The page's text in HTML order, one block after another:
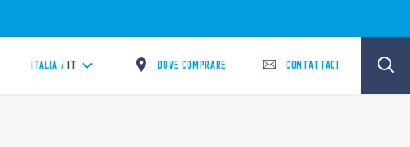
ITALIA / IT DOVE COMPRARE CONTATTACI